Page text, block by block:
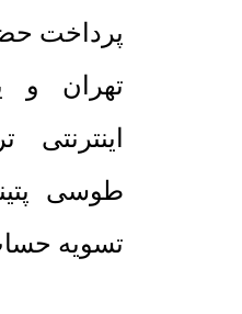
پرداخت
تهران و
طوسی
تسویه